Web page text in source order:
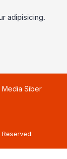
adipisicing.
Media Siber
Reserved.